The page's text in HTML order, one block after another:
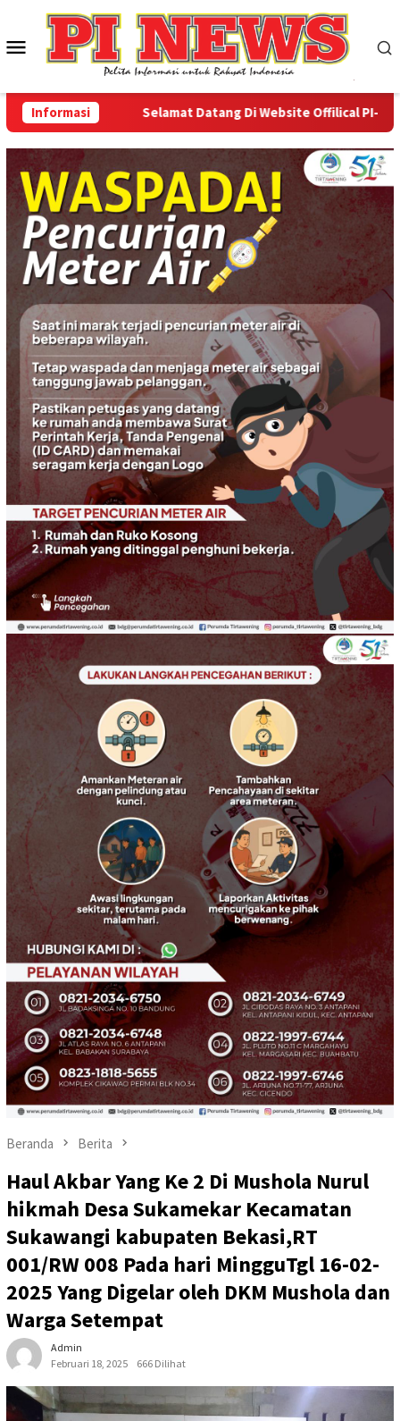
konten
Menu
Mobile
Informasi Selamat Datang Di Website Offilical PI-News
Beranda Berita
Haul Akbar Yang Ke 2 Di Mushola Nurul
hikmah Desa Sukamekar Kecamatan
Sukawangi kabupaten Bekasi,RT
001/RW 008 Pada hari MingguTgl 16-02-
2025 Yang Digelar oleh DKM Mushola dan
Warga Setempat
Admin
Februari 18, 2025
666 Dilihat